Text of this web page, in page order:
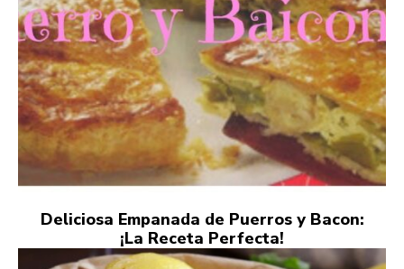
Deliciosa Empanada de Puerros y Bacon:
¡La Receta Perfecta!